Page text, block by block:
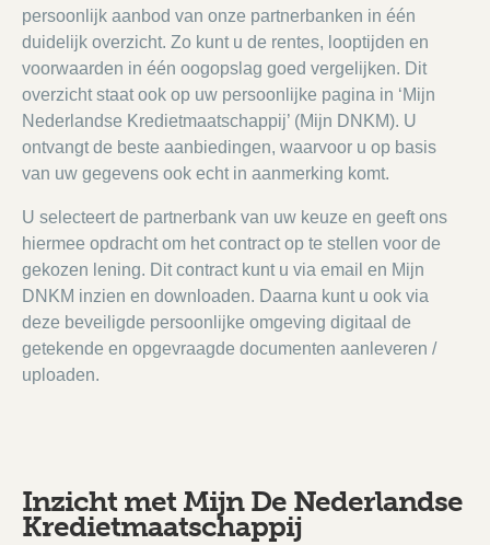
persoonlijk aanbod van onze partnerbanken in één
duidelijk overzicht. Zo kunt u de rentes, looptijden en
voorwaarden in één oogopslag goed vergelijken. Dit
overzicht staat ook op uw persoonlijke pagina in ‘Mijn
Nederlandse Kredietmaatschappij’ (Mijn DNKM). U
ontvangt de beste aanbiedingen, waarvoor u op basis
van uw gegevens ook echt in aanmerking komt.
U selecteert de partnerbank van uw keuze en geeft ons
hiermee opdracht om het contract op te stellen voor de
gekozen lening. Dit contract kunt u via email en Mijn
DNKM inzien en downloaden. Daarna kunt u ook via
deze beveiligde persoonlijke omgeving digitaal de
getekende en opgevraagde documenten aanleveren /
uploaden.
Inzicht met Mijn De Nederlandse
Kredietmaatschappij